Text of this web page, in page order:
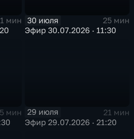
мин
30 июля
25 мин
Эфир 30.07.2026 · 11:30
мин
29 июля
21 мин
Эфир 29.07.2026 · 21:20